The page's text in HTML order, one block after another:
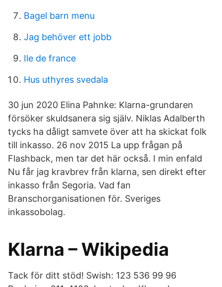
Bagel barn menu
Jag behöver ett jobb
Ile de france
Hus uthyres svedala
30 jun 2020 Elina Pahnke: Klarna-grundaren
försöker skuldsanera sig själv. Niklas Adalberth
tycks ha dåligt samvete över att ha skickat folk
till inkasso. 26 nov 2015 La upp frågan på
Flashback, men tar det här också. I min enfald
Nu får jag kravbrev från klarna, sen direkt efter
inkasso från Segoria. Vad fan
Branschorganisationen för. Sveriges
inkassobolag.
Klarna – Wikipedia
Tack för ditt stöd! Swish: 123 536 99 96